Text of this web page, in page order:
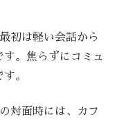
初は軽い会話から
。焦らずにコミュ
。
対面時には、カフ